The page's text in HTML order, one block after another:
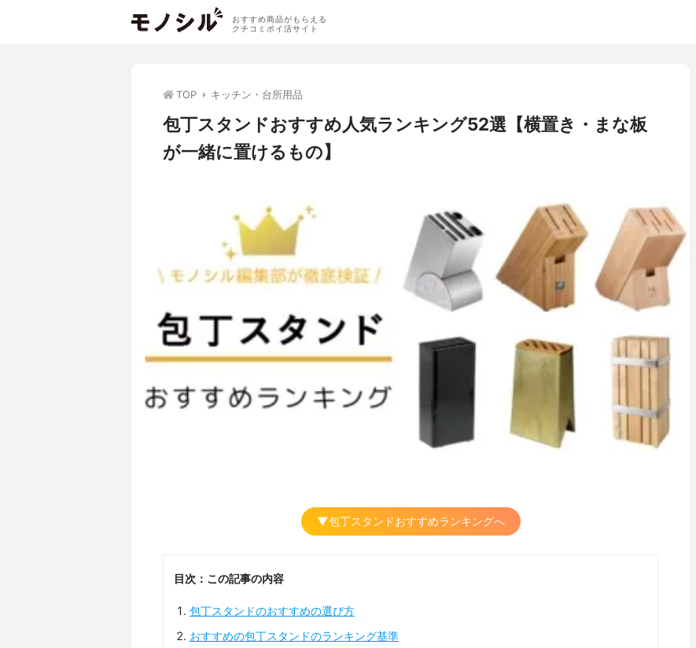
おすすめ商品がもらえる
クチコミポイ活サイト
TOP キッチン・台所用品
包丁スタンドおすすめ人気ランキング52選【横置き・まな板
が一緒に置けるもの】
▼包丁スタンドおすすめランキングへ
目次：この記事の内容
包丁スタンドのおすすめの選び方
おすすめの包丁スタンドのランキング基準